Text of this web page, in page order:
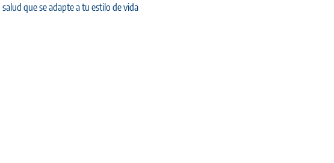
salud que se adapte a tu estilo de vida